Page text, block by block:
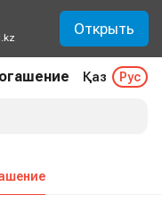
Открыть
Қаз Рус